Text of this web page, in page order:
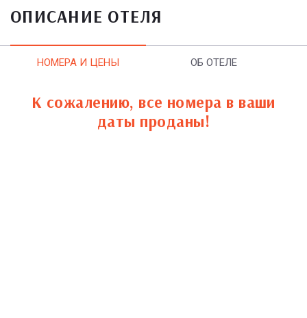
ОПИСАНИЕ ОТЕЛЯ
НОМЕРА И ЦЕНЫ ОБ ОТЕЛЕ
К сожалению, все номера в ваши
даты проданы!